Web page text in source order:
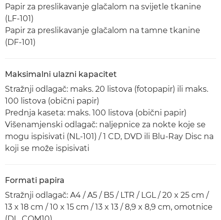
Papir za preslikavanje glačalom na svijetle tkanine
(LF-101)
Papir za preslikavanje glačalom na tamne tkanine
(DF-101)
Maksimalni ulazni kapacitet
Stražnji odlagač: maks. 20 listova (fotopapir) ili maks.
100 listova (obični papir)
Prednja kaseta: maks. 100 listova (obični papir)
Višenamjenski odlagač: naljepnice za nokte koje se
mogu ispisivati (NL-101) / 1 CD, DVD ili Blu-Ray Disc na
koji se može ispisivati
Formati papira
Stražnji odlagač: A4 / A5 / B5 / LTR / LGL / 20 x 25 cm /
13 x 18 cm / 10 x 15 cm / 13 x 13 / 8,9 x 8,9 cm, omotnice